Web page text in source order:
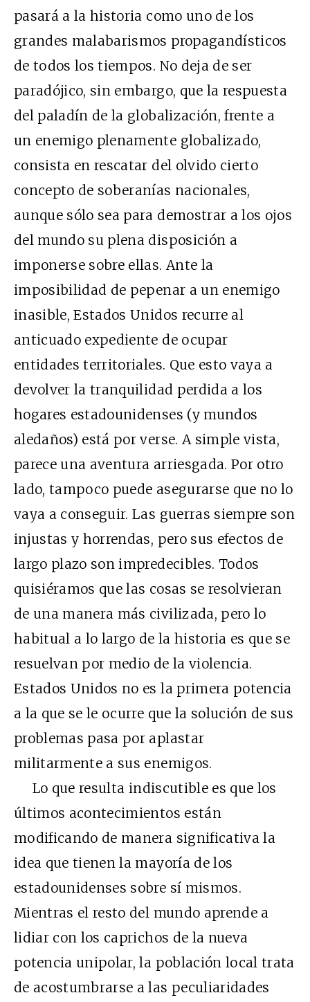
pasará a la historia como uno de los
grandes malabarismos propagandísticos
de todos los tiempos. No deja de ser
paradójico, sin embargo, que la respuesta
del paladín de la globalización, frente a
un enemigo plenamente globalizado,
consista en rescatar del olvido cierto
concepto de soberanías nacionales,
aunque sólo sea para demostrar a los ojos
del mundo su plena disposición a
imponerse sobre ellas. Ante la
imposibilidad de pepenar a un enemigo
inasible, Estados Unidos recurre al
anticuado expediente de ocupar
entidades territoriales. Que esto vaya a
devolver la tranquilidad perdida a los
hogares estadounidenses (y mundos
aledaños) está por verse. A simple vista,
parece una aventura arriesgada. Por otro
lado, tampoco puede asegurarse que no lo
vaya a conseguir. Las guerras siempre son
injustas y horrendas, pero sus efectos de
largo plazo son impredecibles. Todos
quisiéramos que las cosas se resolvieran
de una manera más civilizada, pero lo
habitual a lo largo de la historia es que se
resuelvan por medio de la violencia.
Estados Unidos no es la primera potencia
a la que se le ocurre que la solución de sus
problemas pasa por aplastar
militarmente a sus enemigos.
Lo que resulta indiscutible es que los
últimos acontecimientos están
modificando de manera significativa la
idea que tienen la mayoría de los
estadounidenses sobre sí mismos.
Mientras el resto del mundo aprende a
lidiar con los caprichos de la nueva
potencia unipolar, la población local trata
de acostumbrarse a las peculiaridades